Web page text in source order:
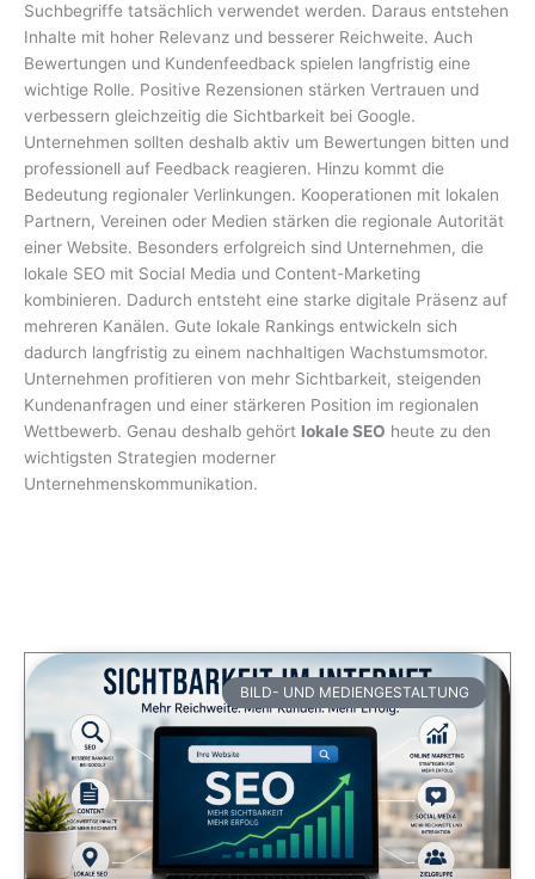
Suchbegriffe tatsächlich verwendet werden. Daraus entstehen
Inhalte mit hoher Relevanz und besserer Reichweite. Auch
Bewertungen und Kundenfeedback spielen langfristig eine
wichtige Rolle. Positive Rezensionen stärken Vertrauen und
verbessern gleichzeitig die Sichtbarkeit bei Google.
Unternehmen sollten deshalb aktiv um Bewertungen bitten und
professionell auf Feedback reagieren. Hinzu kommt die
Bedeutung regionaler Verlinkungen. Kooperationen mit lokalen
Partnern, Vereinen oder Medien stärken die regionale Autorität
einer Website. Besonders erfolgreich sind Unternehmen, die
lokale SEO mit Social Media und Content-Marketing
kombinieren. Dadurch entsteht eine starke digitale Präsenz auf
mehreren Kanälen. Gute lokale Rankings entwickeln sich
dadurch langfristig zu einem nachhaltigen Wachstumsmotor.
Unternehmen profitieren von mehr Sichtbarkeit, steigenden
Kundenanfragen und einer stärkeren Position im regionalen
Wettbewerb. Genau deshalb gehört lokale SEO heute zu den
wichtigsten Strategien moderner
Unternehmenskommunikation.
BILD- UND MEDIENGESTALTUNG